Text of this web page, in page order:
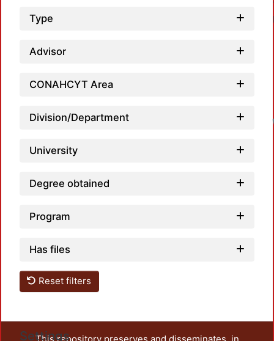
Type
Advisor
CONAHCYT Area
Division/Department
University
Degree obtained
Program
Has files
Reset filters
Settings